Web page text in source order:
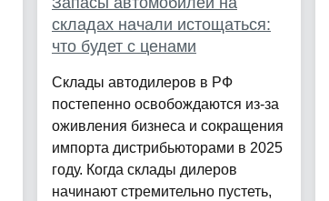
складах начали истощаться:
что будет с ценами
Склады автодилеров в РФ
постепенно освобождаются из-за
оживления бизнеса и сокращения
импорта дистрибьюторами в 2025
году. Когда склады дилеров
начинают стремительно пустеть,